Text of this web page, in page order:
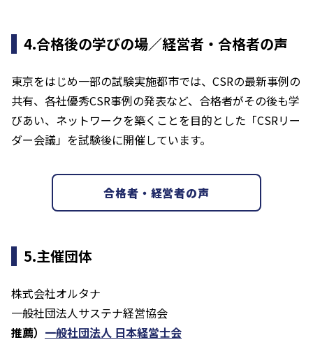
4.合格後の学びの場／経営者・合格者の声
東京をはじめ一部の試験実施都市では、CSRの最新事例の
共有、各社優秀CSR事例の発表など、合格者がその後も学
びあい、ネットワークを築くことを目的とした「CSRリー
ダー会議」を試験後に開催しています。
合格者・経営者の声
5.主催団体
株式会社オルタナ
一般社団法人サステナ経営協会
推薦） 一般社団法人 日本経営士会